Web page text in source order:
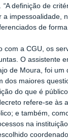
“A definição de
a impessoalidade,
de
com a CGU, os
O assistente
de Moura, foi um
dos maiores
do que é
refere-se às
e também,
na